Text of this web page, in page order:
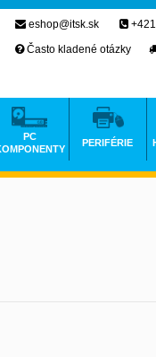
eshop@itsk.sk
Často kladené otázky
PC
PERIFÉRIE